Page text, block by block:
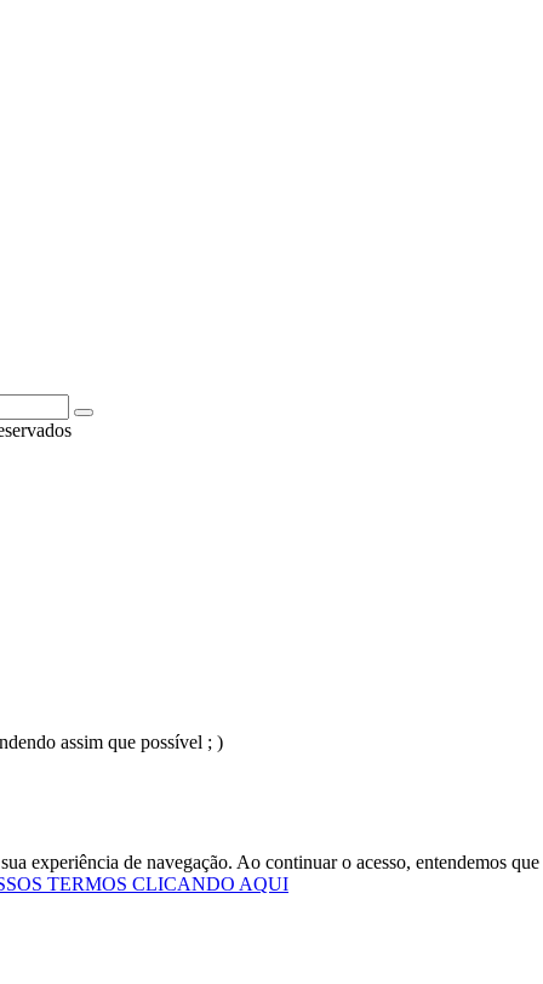
assim que possível ; )
experiência de navegação. Ao continuar o acesso, entendemos
TERMOS CLICANDO AQUI